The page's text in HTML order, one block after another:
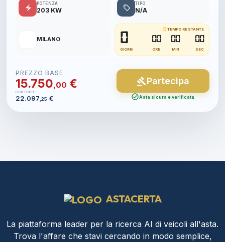
electric_bolt
POTENZA
203 KW local_offer
TIPO
N/A
MILANO
hourglass_empty TEMPO RESTANTE
0 00 00 00
GIORNI ORE MIN SEC
PREZZO BASE
15.750,00 €
CON ONERI:
22.097 ,25 €
gavel Partecipa
check_circleAsta sicura e verificata
ASTACERTA
La piattaforma leader per la ricerca AI di veicoli all'asta.
Trova l'affare che stavi cercando in modo semplice,